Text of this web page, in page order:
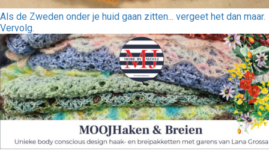
Als de Zweden onder je huid gaan zitten... vergeet het dan maar.
Vervolg.